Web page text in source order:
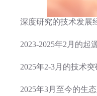
深度研究的技术发展
2023-2025年2月的起
2025年2-3月的技术
2025年3月至今的生